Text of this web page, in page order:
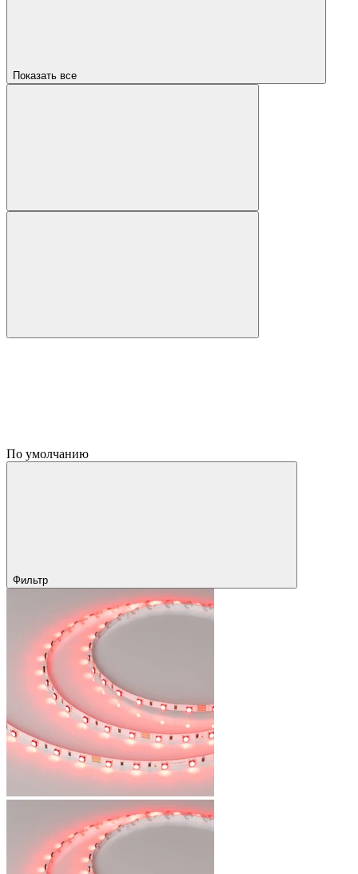
Показать все
По умолчанию
Фильтр